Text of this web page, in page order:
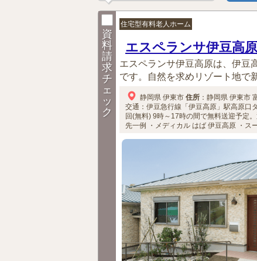
資
料
請
求
チ
ェ
ッ
ク
住宅型有料老人ホーム
エスペランサ伊豆高原
エスペランサ伊豆高原は、伊豆
です。自然を求めリゾート地で
静岡県 伊東市 住所 ： 静岡県 伊東市
交通：伊豆急行線「伊豆高原」駅高原口
回(無料) 9時～17時の間で無料送迎予定
先一例 ・メディカル はば 伊豆高原 ・ス